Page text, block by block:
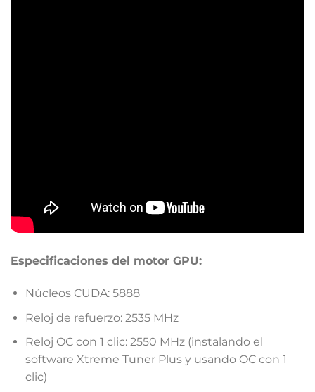
Especificaciones del motor GPU:
Núcleos CUDA: 5888
Reloj de refuerzo: 2535MHz
Reloj OC con 1 clic: 2550 MHz (instalando el
software Xtreme Tuner Plus y usando OC con 1
clic)